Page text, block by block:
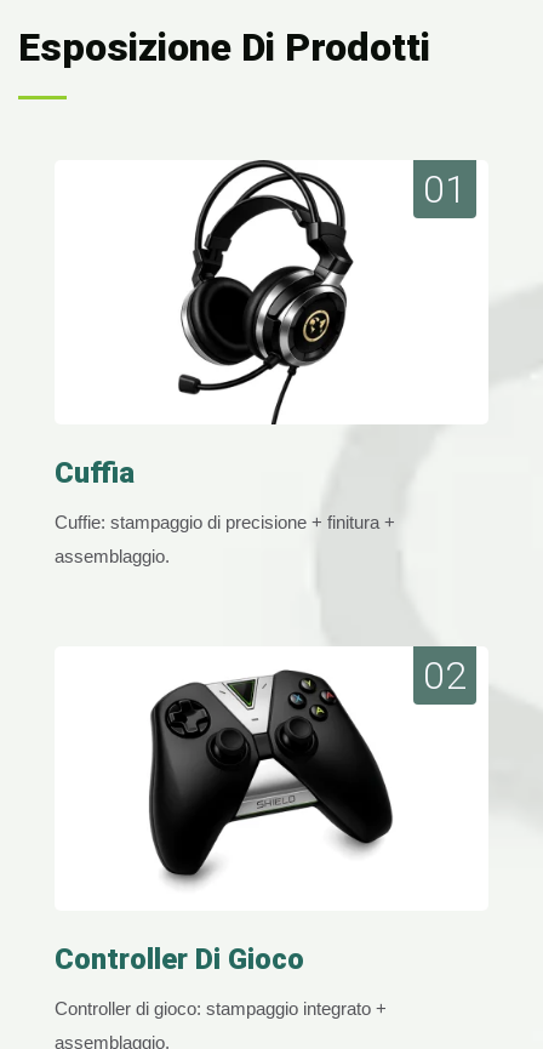
Esposizione Di Prodotti
01
Cuffia
Cuffie: stampaggio di precisione + finitura +
assemblaggio.
02
Controller Di Gioco
Controller di gioco: stampaggio integrato +
assemblaggio.